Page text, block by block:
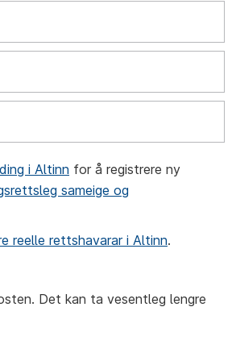
i Altinn for å registrere ny
sameige og
reelle rettshavarar i Altinn.
Det kan ta vesentleg lengre